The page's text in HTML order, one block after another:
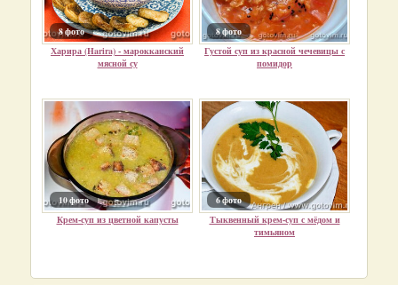
8 фото
Харира (Harira) - марокканский
мясной су
8 фото
Густой суп из красной чечевицы с
помидор
10 фото
Крем-суп из цветной капусты
6 фото
Тыквенный крем-суп с мёдом и
тимьяном